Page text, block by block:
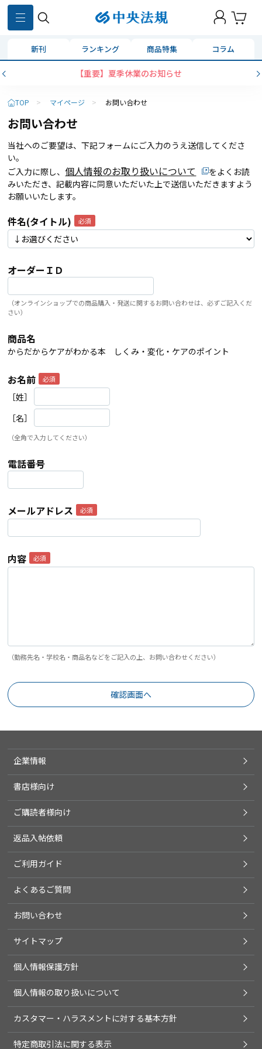
新刊 ランキング 商品特集 コラム
【重要】夏季休業のお知らせ
TOP > マイページ > お問い合わせ
お問い合わせ
当社へのご要望は、下記フォームにご入力のうえ送信してくださ
い。
ご入力に際し、 個人情報のお取り扱いについて
をよくお読
みいただき、記載内容に同意いただいた上で送信いただきますよう
お願いいたします。
件名(タイトル)
オーダーＩＤ
（オンラインショップでの商品購入・発送に関するお問い合わせは、必ずご記入くだ
さい）
商品名
からだからケアがわかる本 しくみ・変化・ケアのポイント
お名前
［姓］
［名］
（全角で入力してください）
電話番号
メールアドレス
内容
（勤務先名・学校名・商品名などをご記入の上、お問い合わせください）
企業情報
書店様向け
ご購読者様向け
返品入帖依頼
ご利用ガイド
よくあるご質問
お問い合わせ
サイトマップ
個人情報保護方針
個人情報の取り扱いについて
カスタマー・ハラスメントに対する基本方針
特定商取引法に関する表示